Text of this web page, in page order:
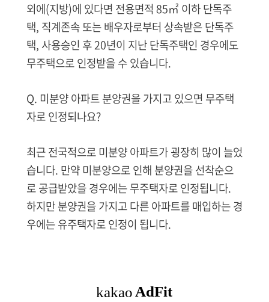
외에(지방)에 있다면 전용면적 85㎡ 이하 단독주
택, 직계존속 또는 배우자로부터 상속받은 단독주
택, 사용승인 후 20년이 지난 단독주택인 경우에도
무주택으로 인정받을 수 있습니다.
Q. 미분양 아파트 분양권을 가지고 있으면 무주택
자로 인정되나요?
최근 전국적으로 미분양 아파트가 굉장히 많이 늘었
습니다. 만약 미분양으로 인해 분양권을 선착순으
로 공급받았을 경우에는 무주택자로 인정됩니다.
하지만 분양권을 가지고 다른 아파트를 매입하는 경
우에는 유주택자로 인정이 됩니다.